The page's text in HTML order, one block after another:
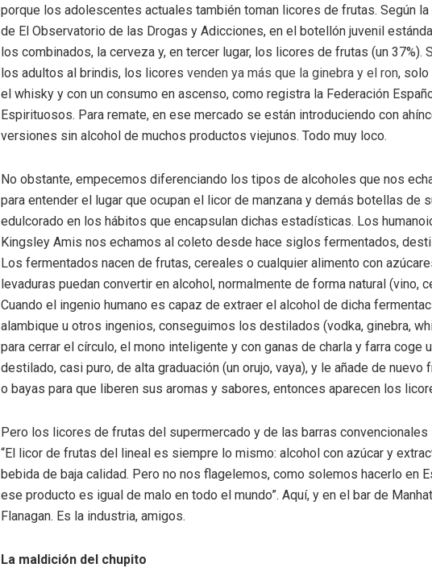
porque los adolescentes actuales también toman licores de frutas. Según la
de El Observatorio de las Drogas y Adicciones, en el botellón juvenil
los combinados, la cerveza y, en tercer lugar, los licores de frutas (un 37%).
los adultos al brindis, los licores venden ya más que la ginebra y el ron, solo
el whisky y con un consumo en ascenso, como registra la Federación
Espirituosos. Para remate, en ese mercado se están introduciendo con
versiones sin alcohol de muchos productos viejunos. Todo muy loco.
No obstante, empecemos diferenciando los tipos de alcoholes que nos
para entender el lugar que ocupan el licor de manzana y demás botellas de
edulcorado en los hábitos que encapsulan dichas estadísticas. Los
Kingsley Amis nos echamos al coleto desde hace siglos fermentados,
Los fermentados nacen de frutas, cereales o cualquier alimento con
levaduras puedan convertir en alcohol, normalmente de forma natural (vino,
Cuando el ingenio humano es capaz de extraer el alcohol de dicha
alambique u otros ingenios, conseguimos los destilados (vodka, ginebra,
para cerrar el círculo, el mono inteligente y con ganas de charla y farra coge
destilado, casi puro, de alta graduación (un orujo, vaya), y le añade de nuevo
o bayas para que liberen sus aromas y sabores, entonces aparecen los
Pero los licores de frutas del supermercado y de las barras convencionales
“El licor de frutas del lineal es siempre lo mismo: alcohol con azúcar y
bebida de baja calidad. Pero no nos flagelemos, como solemos hacerlo en
ese producto es igual de malo en todo el mundo”. Aquí, y en el bar de
Flanagan. Es la industria, amigos.
La maldición del chupito